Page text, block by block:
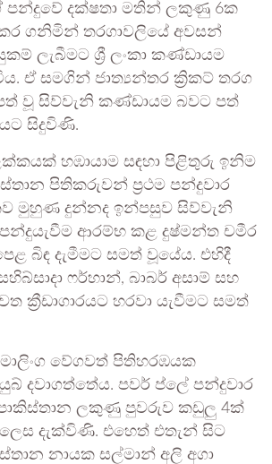
පන්දුවේ දක්ෂතා මතින් ලකුණු 6ක
ගනිමින් තරගාවලියේ අවසන්
ලැබීමට ශ්‍රී ලංකා කණ්ඩායම
ඒ සමගින් ජාත්‍යන්තර ක්‍රිකට් තරග
පත් වූ සිව්වැනි කණ්ඩායම බවට පත්
සිදුවිණි.
හඹායාම සඳහා පිළිතුරු ඉනිම
පිතිකරුවන් ප්‍රථම පන්දුවාර
මුහුණ දුන්නද ඉන්පසුව සිව්වැනි
ආරම්භ කළ දුෂ්මන්ත චමීර
බිඳ දැමීමට සමත් වූයේය. එහිදී
ෆර්හාන්, බාබර් අසාම් සහ
ක්‍රීඩාගාරයට හරවා යැවීමට සමත්
වේගවත් පිතිහරඹයක
දවාගත්තේය. පවර් ප්ලේ පන්දුවාර
ලකුණු පුවරුව කඩුලු 4ක්
දැක්විණි. එහෙත් එතැන් සිට
නායක සල්මාන් අලි අගා